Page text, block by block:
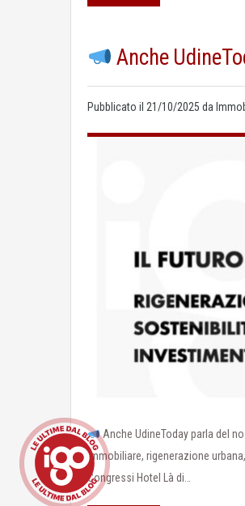
Anche
Pubblicato il 21/10/2025 da
Anche UdineToday parla del
immobiliare, rigenerazione
Congressi Hotel Là di…